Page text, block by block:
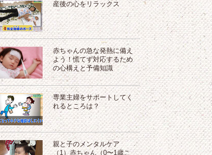
産後の心をリラックス
赤ちゃんの急な発熱に備え
よう！慌てず対応するため
の心構えと予備知識
専業主婦をサポートしてく
れるところは？
親と子のメンタルケア
（1）赤ちゃん（0〜1歳こ